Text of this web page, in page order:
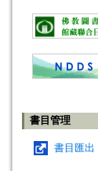
書目管理
書目匯出